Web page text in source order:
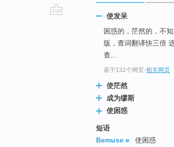
使发呆
困惑的，茫然的，不
版，查词翻译快三倍
查...
基于132个网页-相关网页
使茫然
成为缪斯
使困惑
短语
Bemuse e
使困惑